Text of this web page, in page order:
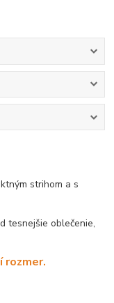
strihom a s
tesnejšie oblečenie,
rozmer.